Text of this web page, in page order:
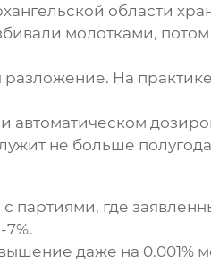
области
молотками,
На
автоматическом
не больше
где
7%.
даже на 0.001%